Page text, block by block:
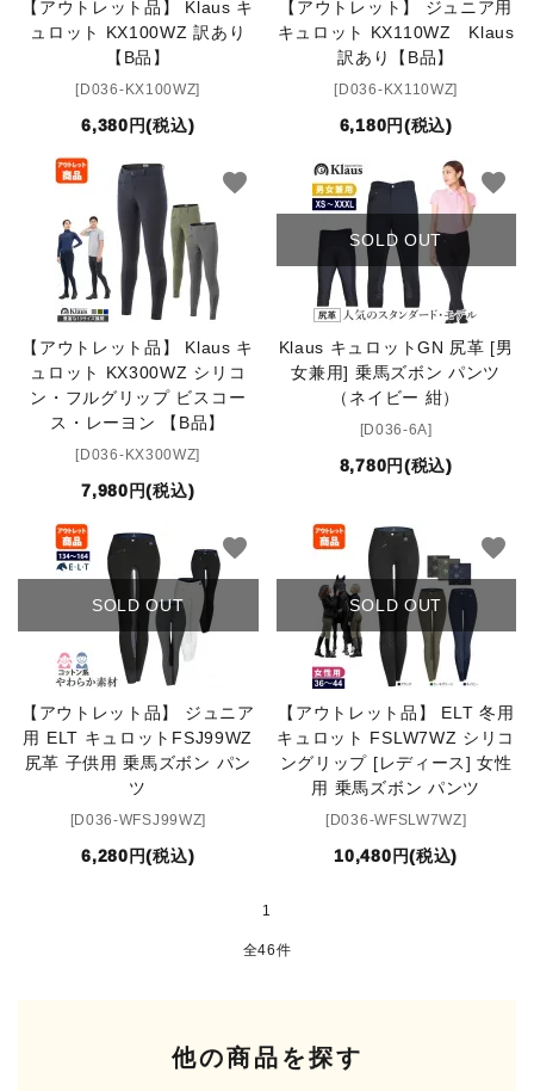
【アウトレット品】 Klaus キ
ュロット KX100WZ 訳あり
【B品】
[D036-KX100WZ]
6,380円(税込)
【アウトレット】 ジュニア用
キュロット KX110WZ Klaus
訳あり【B品】
[D036-KX110WZ]
6,180円(税込)
【アウトレット品】 Klaus キ
ュロット KX300WZ シリコ
ン・フルグリップ ビスコー
ス・レーヨン 【B品】
[D036-KX300WZ]
7,980円(税込)
favorite
SOLD OUT
Klaus キュロットGN 尻革 [男
女兼用] 乗馬ズボン パンツ
（ネイビー 紺）
[D036-6A]
8,780円(税込)
favorite
SOLD OUT
【アウトレット品】 ジュニア
用 ELT キュロットFSJ99WZ
尻革 子供用 乗馬ズボン パン
ツ
[D036-WFSJ99WZ]
6,280円(税込)
favorite
SOLD OUT
【アウトレット品】 ELT 冬用
キュロット FSLW7WZ シリコ
ングリップ [レディース] 女性
用 乗馬ズボン パンツ
[D036-WFSLW7WZ]
10,480円(税込)
favorite
1
全46件
他の商品を探す